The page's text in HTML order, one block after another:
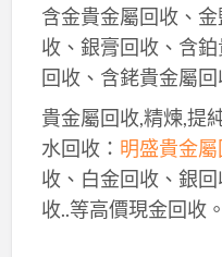
含金貴金屬回收、
收、銀膏回收、含
回收、含銠貴金屬
貴金屬回收,精煉,提
水回收： 明盛貴金
收、白金回收、銀
收..等高價現金回收。